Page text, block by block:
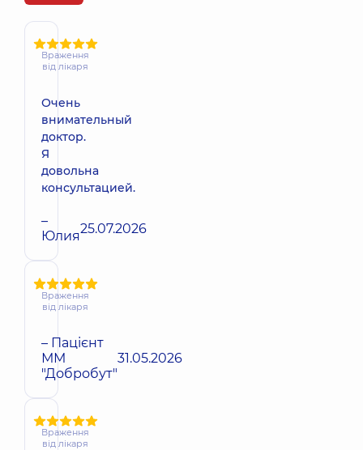
Враження
від лікаря
Очень
внимательный
доктор.
Я
довольна
консультацией.
–
Юлия25.07.2026
Враження
від лікаря
– Пацієнт
ММ
"Добробут"
31.05.2026
Враження
від лікаря